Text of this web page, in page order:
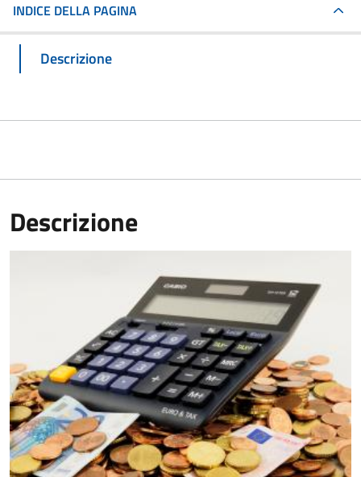
INDICE DELLA PAGINA
Descrizione
Descrizione